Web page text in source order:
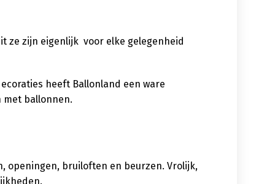
ze zijn eigenlijk voor elke gelegenheid
heeft Ballonland een ware
met ballonnen.
openingen, bruiloften en beurzen. Vrolijk,